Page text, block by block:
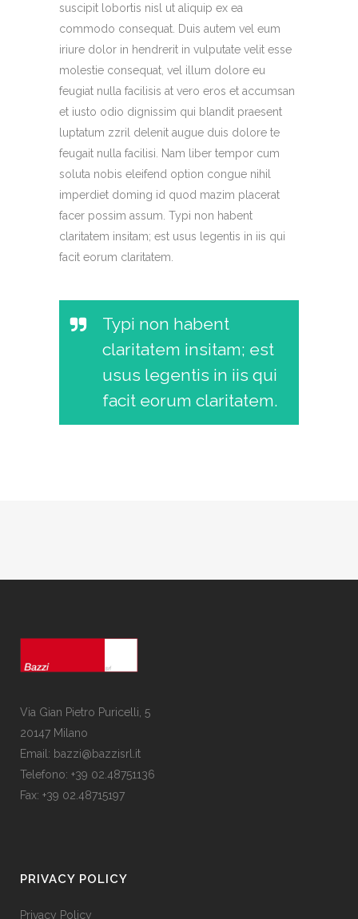
suscipit lobortis nisl ut aliquip ex ea
commodo consequat. Duis autem vel eum
iriure dolor in hendrerit in vulputate velit esse
molestie consequat, vel illum dolore eu
feugiat nulla facilisis at vero eros et accumsan
et iusto odio dignissim qui blandit praesent
luptatum zzril delenit augue duis dolore te
feugait nulla facilisi. Nam liber tempor cum
soluta nobis eleifend option congue nihil
imperdiet doming id quod mazim placerat
facer possim assum. Typi non habent
claritatem insitam; est usus legentis in iis qui
facit eorum claritatem.
Typi non habent
claritatem insitam; est
usus legentis in iis qui
facit eorum claritatem.
Via Gian Pietro Puricelli, 5
20147 Milano
Email: bazzi@bazzisrl.it
Telefono: +39 02.48751136
Fax: +39 02.48715197
PRIVACY POLICY
Privacy Policy